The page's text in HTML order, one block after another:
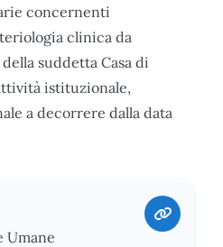
concernenti
clinica da
suddetta Casa di
istituzionale,
a decorrere dalla data
Umane